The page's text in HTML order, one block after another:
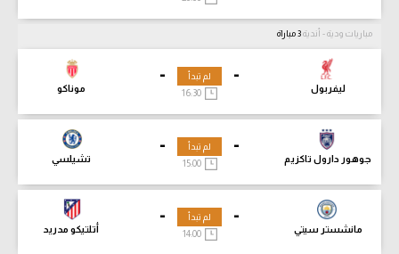
مباريات ودية - أندية
-
ليفربول
-
موناكو
لم تبدأ
-
جوهور دارول تاكزيم
-
تشيلسي
لم تبدأ
15:00
-
مانشستر سيتي
-
أتلتيكو مدريد
لم تبدأ
14:00